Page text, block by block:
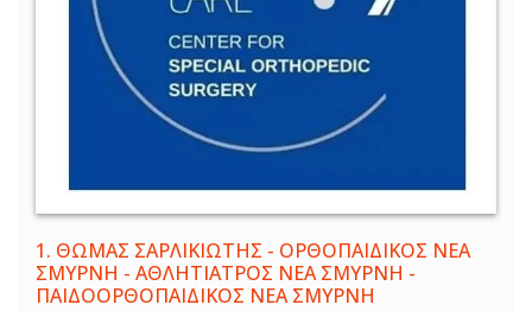
1. ΘΩΜΑΣ ΣΑΡΛΙΚΙΩΤΗΣ - ΟΡΘΟΠΑΙΔΙΚΟΣ ΝΕΑ
ΣΜΥΡΝΗ - ΑΘΛΗΤΙΑΤΡΟΣ ΝΕΑ ΣΜΥΡΝΗ -
ΠΑΙΔΟΟΡΘΟΠΑΙΔΙΚΟΣ ΝΕΑ ΣΜΥΡΝΗ